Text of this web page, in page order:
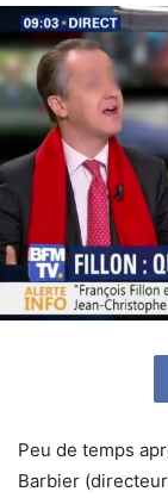
Peu de temps
Barbier